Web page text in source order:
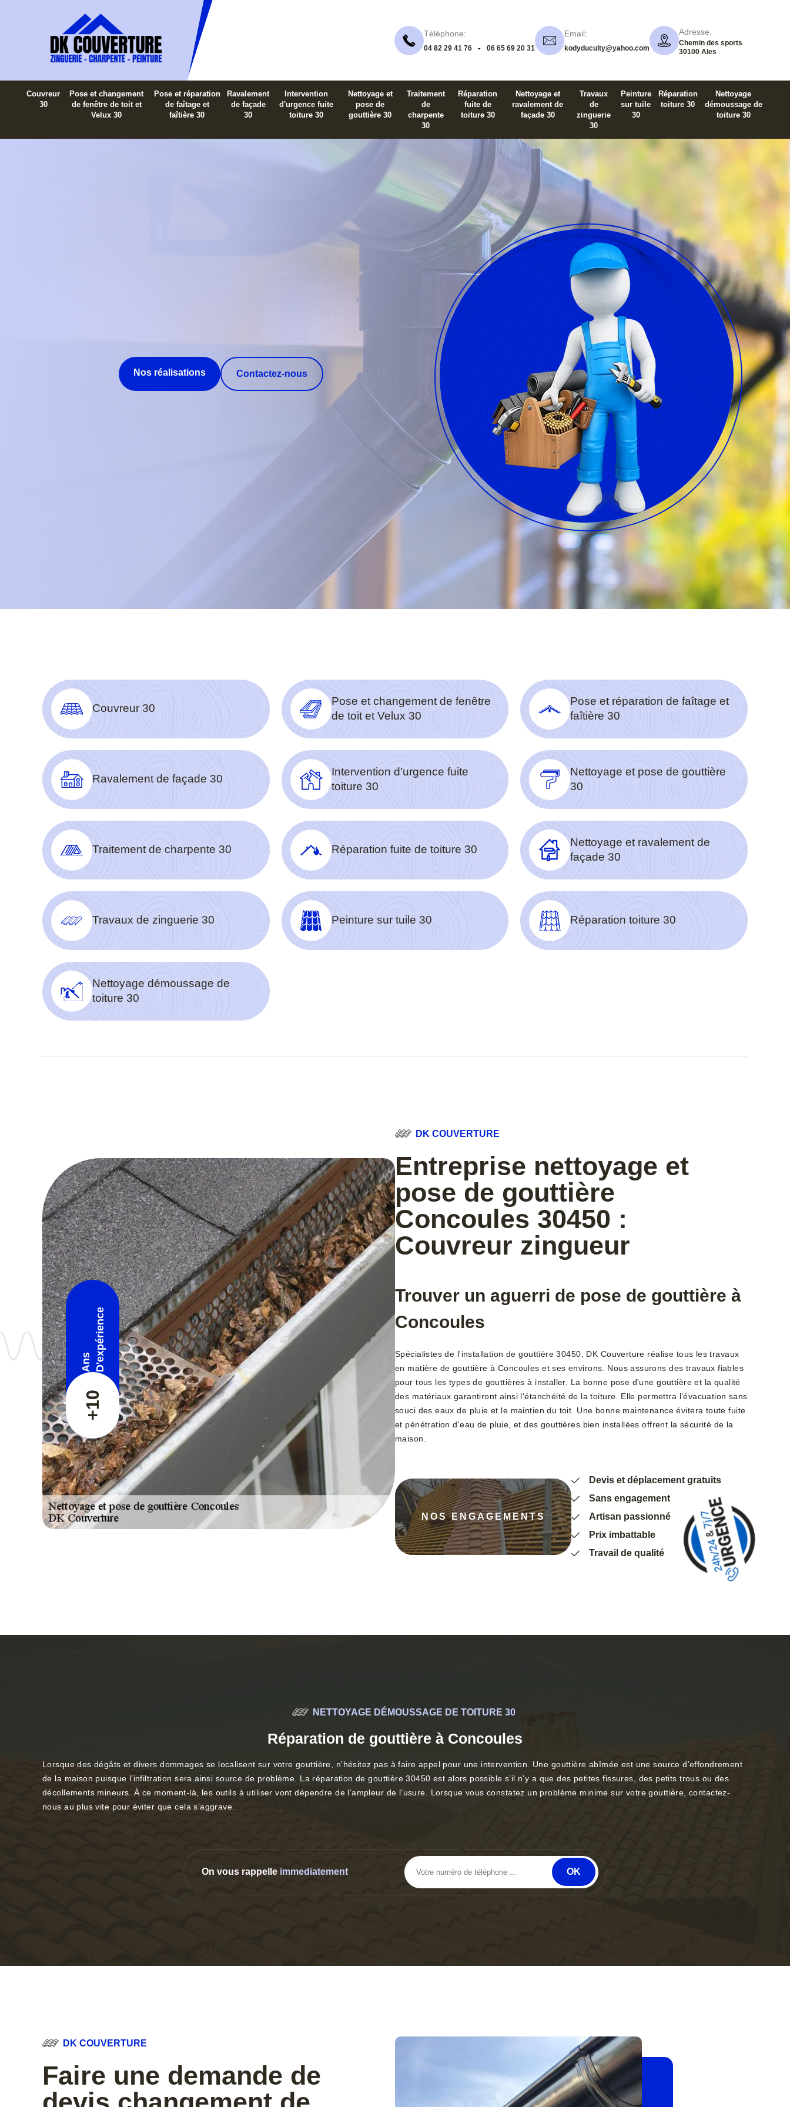
Téléphone:
04 82 29 41 76 - 06 65 69 20 31
Email:
kodyduculty@yahoo.com
Adresse:
Chemin des sports
30100 Ales
Couvreur
30
Pose et changement
de fenêtre de toit et
Velux 30
Pose et réparation
de faîtage et
faîtière 30
Ravalement
de façade
30
Intervention
d'urgence fuite
toiture 30
Nettoyage et
pose de
gouttière 30
Traitement
de
charpente
30
Réparation
fuite de
toiture 30
Nettoyage et
ravalement de
façade 30
Travaux
de
zinguerie
30
Peinture
sur tuile
30
Réparation
toiture 30
Nettoyage
démoussage de
toiture 30
Nos réalisations Contactez-nous
Couvreur 30
Pose et changement de fenêtre
de toit et Velux 30
Pose et réparation de faîtage et
faîtière 30
Ravalement de façade 30
Intervention d'urgence fuite
toiture 30
Nettoyage et pose de gouttière
30
Traitement de charpente 30 Réparation fuite de toiture 30
Nettoyage et ravalement de
façade 30
Travaux de zinguerie 30 Peinture sur tuile 30 Réparation toiture 30
Nettoyage démoussage de
toiture 30
+10
Ans D'expérience
DK COUVERTURE
Entreprise nettoyage et
pose de gouttière
Concoules 30450 :
Couvreur zingueur
Trouver un aguerri de pose de gouttière à
Concoules
Spécialistes de l'installation de gouttière 30450, DK Couverture réalise tous les travaux
en matière de gouttière à Concoules et ses environs. Nous assurons des travaux fiables
pour tous les types de gouttières à installer. La bonne pose d'une gouttière et la qualité
des matériaux garantiront ainsi l'étanchéité de la toiture. Elle permettra l’évacuation sans
souci des eaux de pluie et le maintien du toit. Une bonne maintenance évitera toute fuite
et pénétration d'eau de pluie, et des gouttières bien installées offrent la sécurité de la
maison.
NOS ENGAGEMENTS
Devis et déplacement gratuits
Sans engagement
Artisan passionné
Prix imbattable
Travail de qualité
NETTOYAGE DÉMOUSSAGE DE TOITURE 30
Réparation de gouttière à Concoules
Lorsque des dégâts et divers dommages se localisent sur votre gouttière, n’hésitez pas à faire appel pour une intervention. Une gouttière abîmée est une source d’effondrement
de la maison puisque l’infiltration sera ainsi source de problème. La réparation de gouttière 30450 est alors possible s’il n’y a que des petites fissures, des petits trous ou des
décollements mineurs. À ce moment-là, les outils à utiliser vont dépendre de l’ampleur de l’usure. Lorsque vous constatez un problème minime sur votre gouttière, contactez-
nous au plus vite pour éviter que cela s’aggrave.
On vous rappelle immediatement
DK COUVERTURE
Faire une demande de